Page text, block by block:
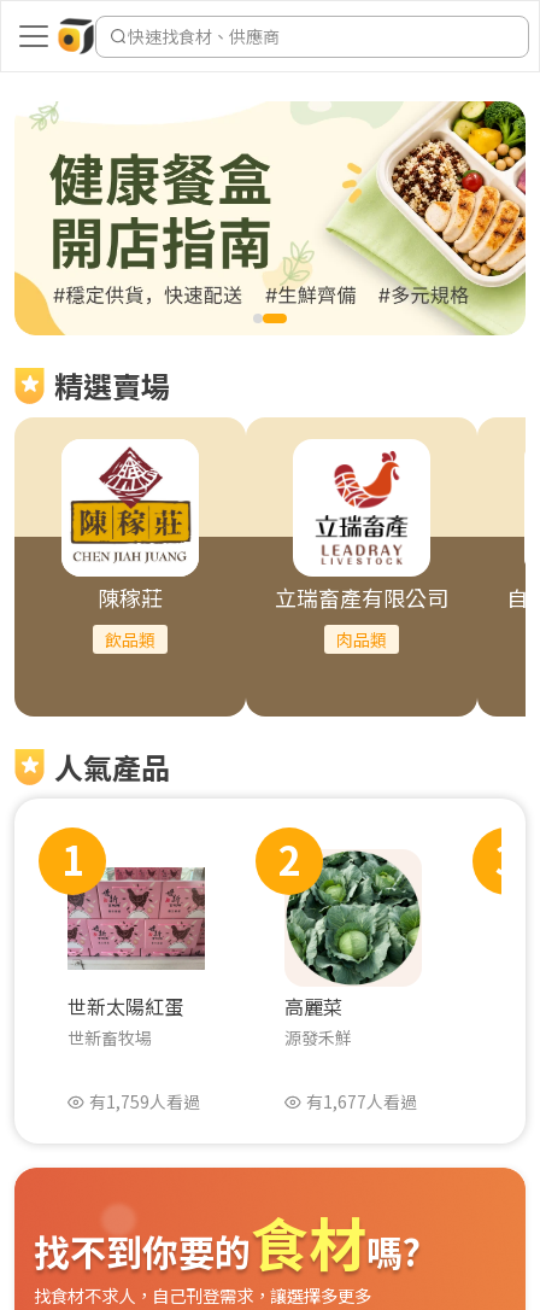
快速找食材、供應商
2
of
2
精選賣場
陳稼莊
飲品類
立瑞畜產有限公司
肉品類
自
人氣產品
1
世新太陽紅蛋
世新畜牧場
有1,759人看過
2
高麗菜
源發禾鮮
有1,677人看過
3
找不到你要的食材嗎?
找食材不求人，自己刊登需求，讓選擇多更多